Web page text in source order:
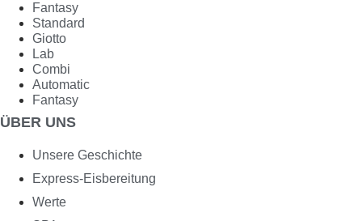
Fantasy
Standard
Giotto
Lab
Combi
Automatic
Fantasy
ÜBER UNS
Unsere Geschichte
Express-Eisbereitung
Werte